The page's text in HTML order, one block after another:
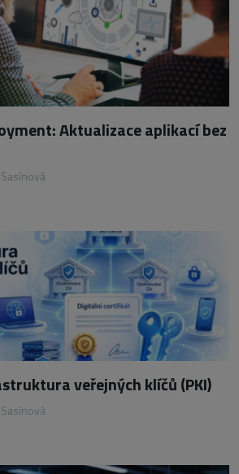
Aktualizace aplikací bez
veřejných klíčů (PKI)